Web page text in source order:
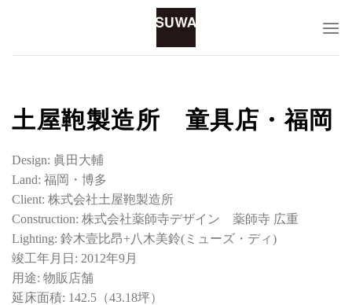
土屋鞄製造所 童具店・福岡
Design: 眞田大輔
Land: 福岡・博多
Client: 株式会社土屋鞄製造所
Construction: 株式会社薬師寺デザイン 薬師寺 広重
Lighting: 鈴木壹比昂+八木美鈴(ミューズ・ディ)
竣工年月日: 2012年9月
用途: 物販店舗
延床面積: 142.5（43.18坪）